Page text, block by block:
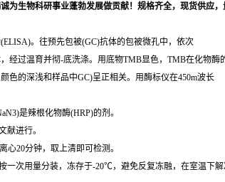
为生物科研事业蓬勃发展做贡献！规格齐全，现货供应
。往预先包被(GC)抗体的包被微孔中，依次
经过温育并彻-底洗涤。用底物TMB显色，TMB在化物酶
色的深浅和样品中GC)呈正相关。用酶标仪在450m波长
是辣根化物酶(HRP)的剂。
献进行。
心20分钟，取上清即可检测。
一次用量分装，冻存于-20℃，避免反复冻融，在室温下